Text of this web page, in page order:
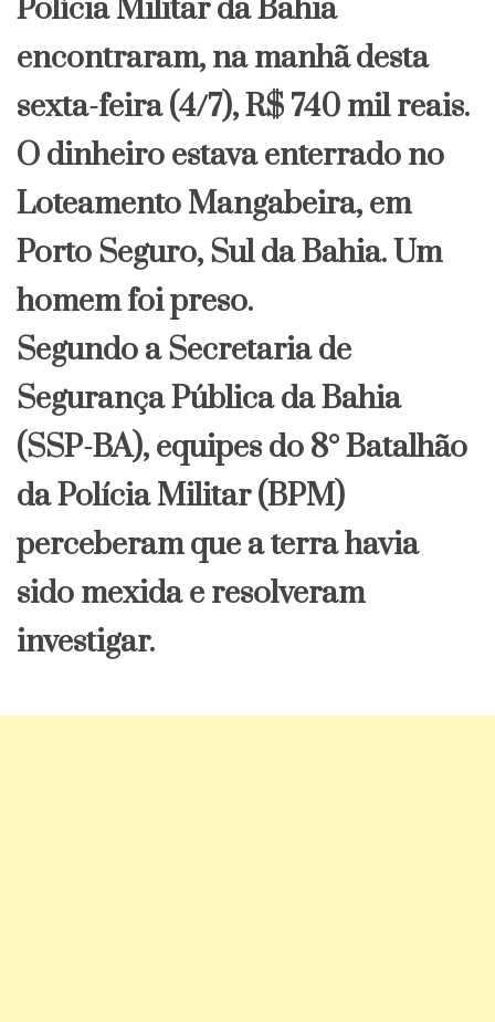
Polícia Militar da Bahia
encontraram, na manhã desta
sexta-feira (4/7), R$ 740 mil reais.
O dinheiro estava enterrado no
Loteamento Mangabeira, em
Porto Seguro, Sul da Bahia. Um
homem foi preso.
Segundo a Secretaria de
Segurança Pública da Bahia
(SSP-BA), equipes do 8° Batalhão
da Polícia Militar (BPM)
perceberam que a terra havia
sido mexida e resolveram
investigar.